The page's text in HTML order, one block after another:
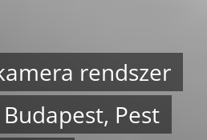
rendszer
Pest